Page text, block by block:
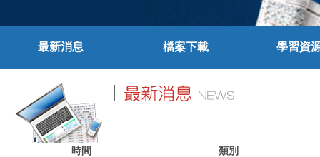
最新消息 檔案下載 學習資
時間 類別